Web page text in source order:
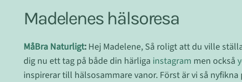
Madelenes hälsoresa
MåBra Naturligt: Hej Madelene, Så roligt att du ville
dig nu ett tag på både din härliga instagram men också
inspirerar till hälsosammare vanor. Först är vi så